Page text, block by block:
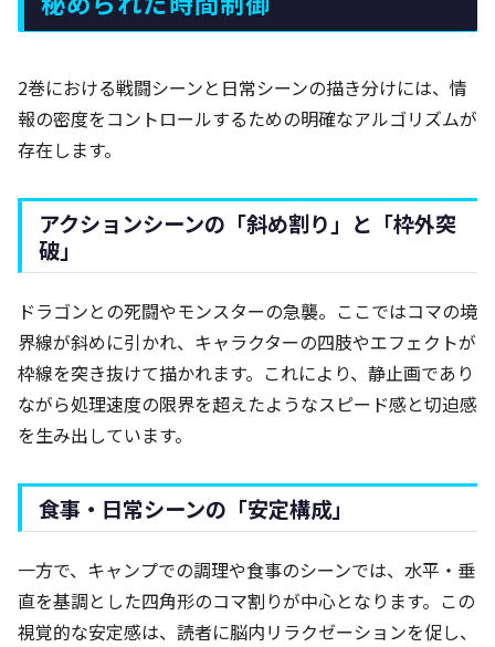
2巻における戦闘シーンと日常シーンの描き分けには、情
報の密度をコントロールするための明確なアルゴリズムが
存在します。
アクションシーンの「斜め割り」と「枠外突
破」
ドラゴンとの死闘やモンスターの急襲。ここではコマの境
界線が斜めに引かれ、キャラクターの四肢やエフェクトが
枠線を突き抜けて描かれます。これにより、静止画であり
ながら処理速度の限界を超えたようなスピード感と切迫感
を生み出しています。
食事・日常シーンの「安定構成」
一方で、キャンプでの調理や食事のシーンでは、水平・垂
直を基調とした四角形のコマ割りが中心となります。この
視覚的な安定感は、読者に脳内リラクゼーションを促し、